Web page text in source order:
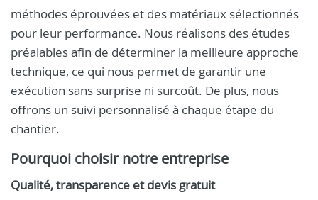
méthodes éprouvées et des matériaux sélectionnés
pour leur performance. Nous réalisons des études
préalables afin de déterminer la meilleure approche
technique, ce qui nous permet de garantir une
exécution sans surprise ni surcoût. De plus, nous
offrons un suivi personnalisé à chaque étape du
chantier.
Pourquoi choisir notre entreprise
Qualité, transparence et devis gratuit